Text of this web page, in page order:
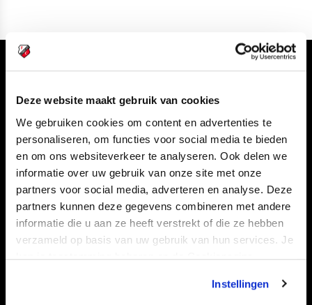
Deze website maakt gebruik van cookies
We gebruiken cookies om content en advertenties te
personaliseren, om functies voor social media te bieden
en om ons websiteverkeer te analyseren. Ook delen we
informatie over uw gebruik van onze site met onze
partners voor social media, adverteren en analyse. Deze
partners kunnen deze gegevens combineren met andere
informatie die u aan ze heeft verstrekt of die ze hebben
verzameld op basis van uw gebruik van hun services. Je
kan je toestemming beheren op de Cookiepagina.
Instellingen
Volg ons ook via
Navigeer naar
CLUB
TEAMS
STADION
FOUNDATION
KAARTVERKOOP
BUSINESS